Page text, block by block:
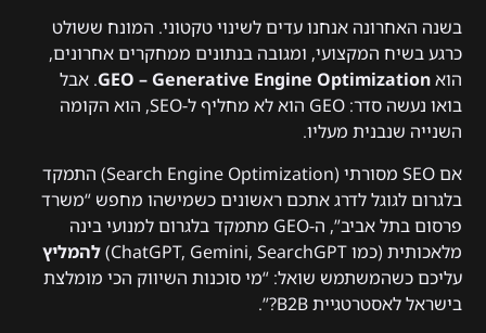
בשנה האחרונה אנחנו עדים לשינוי טקטוני. המונח ששולט
כרגע בשיח המקצועי, ומגובה בנתונים ממחקרים אחרונים,
הואGEO – Generative Engine Optimization. אבל
בואו נעשה סדר: GEO הוא לא מחליף ל-SEO, הוא הקומה
השנייה שנבנית מעליו.
אם SEO מסורתי (Search Engine Optimization) התמקד
בלגרום לגוגל לדרג אתכם ראשונים כשמישהו מחפש “משרד
פרסום בתל אביב”, ה-GEO מתמקד בלגרום למנועי בינה
מלאכותית (כמו ChatGPT, Gemini, SearchGPT)
להמליץ
עליכם כשהמשתמש שואל: “מי סוכנות השיווק הכי מומלצת
בישראל לאסטרטגיית B2B?”.